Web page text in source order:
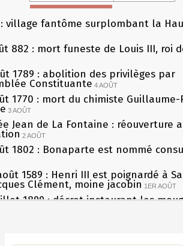
: village fantôme surplombant la
882 : mort funeste de Louis III, roi
1789 : abolition des privilèges par
Constituante 4 AOÛT
1770 : mort du chimiste Guillaume-
3 AOÛT
Jean de La Fontaine : réouverture
2 AOÛT
1802 : Bonaparte est nommé
1589 : Henri III est poignardé à
Clément, moine jacobin 1ER AOÛT
1899 : décret instaurant les